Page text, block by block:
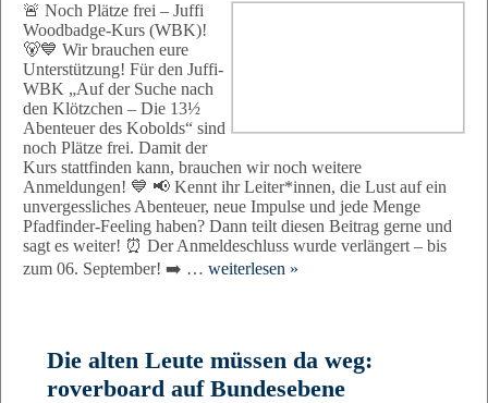
🚨 Noch Plätze frei – Juffi
Woodbadge-Kurs (WBK)!
🐻💙 Wir brauchen eure
Unterstützung! Für den Juffi-
WBK „Auf der Suche nach
den Klötzchen – Die 13½
Abenteuer des Kobolds“ sind
noch Plätze frei. Damit der
Kurs stattfinden kann, brauchen wir noch weitere
Anmeldungen! 💙 📢 Kennt ihr Leiter*innen, die Lust auf ein
unvergessliches Abenteuer, neue Impulse und jede Menge
Pfadfinder-Feeling haben? Dann teilt diesen Beitrag gerne und
sagt es weiter! ⏰ Der Anmeldeschluss wurde verlängert – bis
zum 06. September! ➡️ … weiterlesen »
Die alten Leute müssen da weg:
roverboard auf Bundesebene